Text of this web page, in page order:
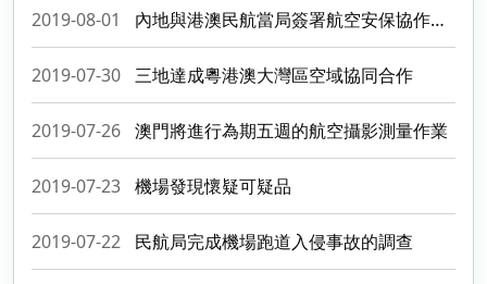
2019-08-01 內地與港澳民航當局簽署航空安保協作安排
2019-07-30 三地達成粵港澳大灣區空域協同合作
2019-07-26 澳門將進行為期五週的航空攝影測量作業
2019-07-23 機場發現懷疑可疑品
2019-07-22 民航局完成機場跑道入侵事故的調查